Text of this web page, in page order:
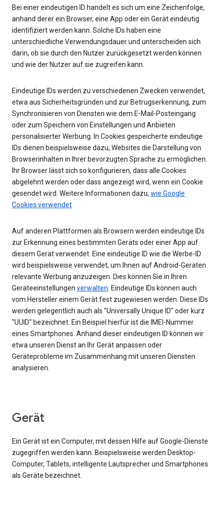
Bei einer eindeutigen ID handelt es sich um eine Zeichenfolge,
anhand derer ein Browser, eine App oder ein Gerät eindeutig
identifiziert werden kann. Solche IDs haben eine
unterschiedliche Verwendungsdauer und unterscheiden sich
darin, ob sie durch den Nutzer zurückgesetzt werden können
und wie der Nutzer auf sie zugreifen kann.
Eindeutige IDs werden zu verschiedenen Zwecken verwendet,
etwa aus Sicherheitsgründen und zur Betrugserkennung, zum
Synchronisieren von Diensten wie dem E-Mail-Posteingang
oder zum Speichern von Einstellungen und Anbieten
personalisierter Werbung. In Cookies gespeicherte eindeutige
IDs dienen beispielsweise dazu, Websites die Darstellung von
Browserinhalten in Ihrer bevorzugten Sprache zu ermöglichen.
Ihr Browser lässt sich so konfigurieren, dass alle Cookies
abgelehnt werden oder dass angezeigt wird, wenn ein Cookie
gesendet wird. Weitere Informationen dazu, wie Google
Cookies verwendet
Auf anderen Plattformen als Browsern werden eindeutige IDs
zur Erkennung eines bestimmten Geräts oder einer App auf
diesem Gerät verwendet. Eine eindeutige ID wie die Werbe-ID
wird beispielsweise verwendet, um Ihnen auf Android-Geräten
relevante Werbung anzuzeigen. Dies können Sie in Ihren
Geräteeinstellungen verwalten. Eindeutige IDs können auch
vom Hersteller einem Gerät fest zugewiesen werden. Diese IDs
werden gelegentlich auch als "Universally Unique ID" oder kurz
"UUID" bezeichnet. Ein Beispiel hierfür ist die IMEI-Nummer
eines Smartphones. Anhand dieser eindeutigen ID können wir
etwa unseren Dienst an Ihr Gerät anpassen oder
Geräteprobleme im Zusammenhang mit unseren Diensten
analysieren.
Gerät
Ein Gerät ist ein Computer, mit dessen Hilfe auf Google-Dienste
zugegriffen werden kann. Beispielsweise werden Desktop-
Computer, Tablets, intelligente Lautsprecher und Smartphones
als Geräte bezeichnet.